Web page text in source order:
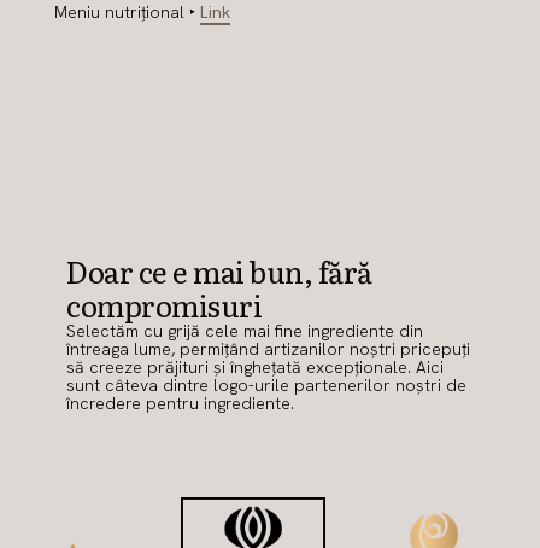
Meniu nutrițional ‣ Link
Doar ce e mai bun, fără
compromisuri
Selectăm cu grijă cele mai fine ingrediente din
întreaga lume, permițând artizanilor noștri pricepuți
să creeze prăjituri și înghețată excepționale. Aici
sunt câteva dintre logo-urile partenerilor noștri de
încredere pentru ingrediente.